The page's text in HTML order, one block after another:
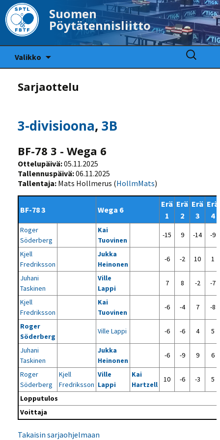
Suomen
Pöytätennisliitto
Valikko
Haku:
Sarjaottelu
3-divisioona,3B
BF-78 3 - Wega 6
Ottelupäivä:05.11.2025
Tallennuspäivä:06.11.2025
Tallentaja: Mats Hollmerus (HollmMats)
BF-78 3 Wega 6
Erä
1
Erä
2
Erä
3
Erä
4
Roger
Söderberg
Kai
Tuovinen
-15 9 -14 -9
Kjell
Fredriksson
Jukka
Heinonen
-6 -2 10 1
Juhani
Taskinen
Ville
Lappi
7 8 -2 -7
Kjell
Fredriksson
Kai
Tuovinen
-6 -4 7 -8
Roger
Söderberg
Ville Lappi -6 -6 4 5
Juhani
Taskinen
Jukka
Heinonen
-6 -9 9 6
Roger
Söderberg
Kjell
Fredriksson
Ville
Lappi
Kai
Hartzell
10 -6 -3 5
Lopputulos
Voittaja
Takaisin sarjaohjelmaan